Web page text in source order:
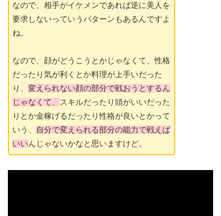
なので、相手がイケメンであれば逆に美人を
要求しないっていうパターンもあるんですよ
ね。
なので、顔がどうこうとかじゃなくて、性格
だったり気が利くとか料理が上手いだった
り、 変えられない顔の部分で戦おうとするん
じゃなくて、
スキルだったり頭がいいだった
りとか金稼げるだったり性格が良いとかって
いう、
自分で変えられる部分の能力で戦えば
いいんじゃないかなと思いますけど。